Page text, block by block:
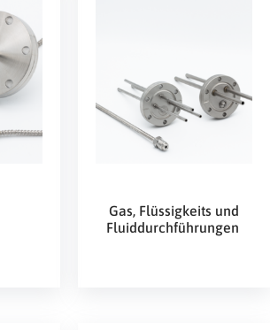
Gas, Flüssigkeits und
Fluiddurchführungen